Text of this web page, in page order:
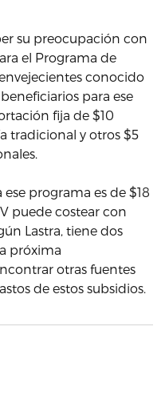
su preocupación con
el Programa de
conocido
para ese
fija de $10
tradicional y otros $5
programa es de $18
puede costear con
Lastra, tiene dos
próxima
otras fuentes
de estos subsidios.